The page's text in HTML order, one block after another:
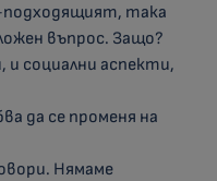
подходящият, така
въпрос. Защо?
социални аспекти,
да се променя на
Нямаме